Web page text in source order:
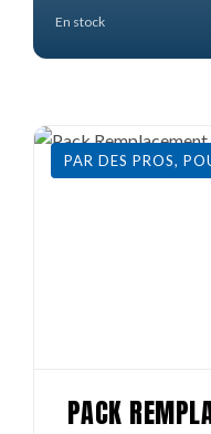
En stock
PAR DES PROS,
PACK